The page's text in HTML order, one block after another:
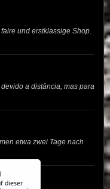
und erstklassige Shop.
a distância, mas para
etwa zwei Tage nach
dieser